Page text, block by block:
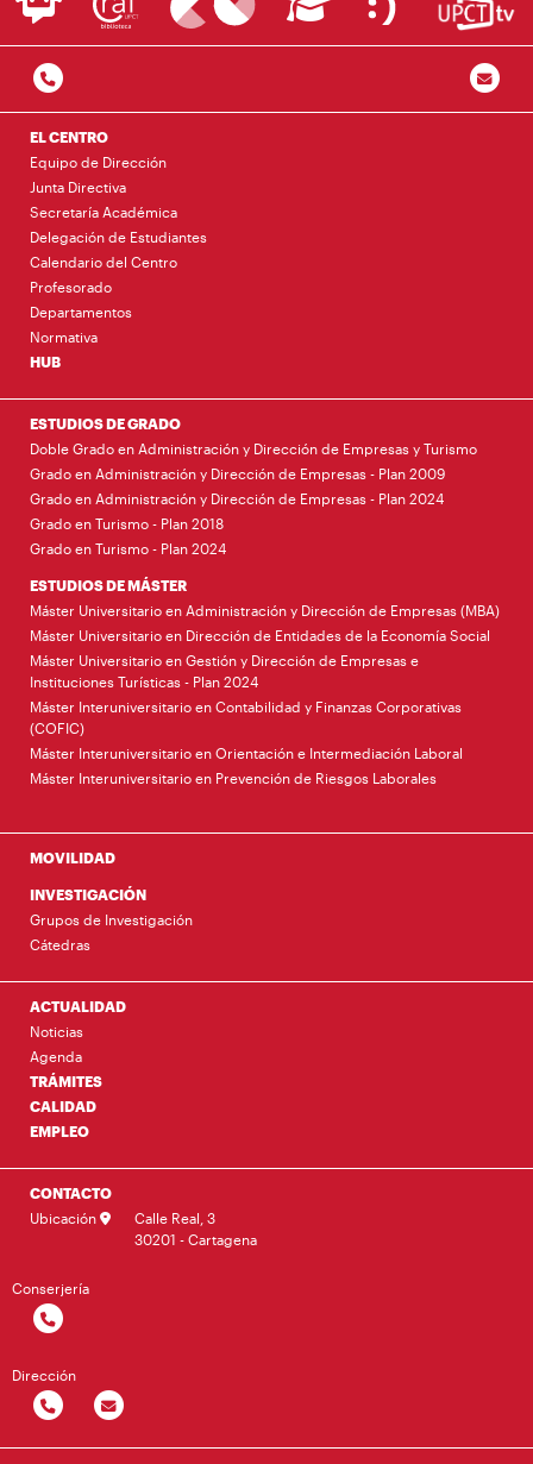
EL CENTRO
Equipo de Dirección
Junta Directiva
Secretaría Académica
Delegación de Estudiantes
Calendario del Centro
Profesorado
Departamentos
Normativa
HUB
ESTUDIOS DE GRADO
Doble Grado en Administración y Dirección de Empresas y Turismo
Grado en Administración y Dirección de Empresas - Plan 2009
Grado en Administración y Dirección de Empresas - Plan 2024
Grado en Turismo - Plan 2018
Grado en Turismo - Plan 2024
ESTUDIOS DE MÁSTER
Máster Universitario en Administración y Dirección de Empresas (MBA)
Máster Universitario en Dirección de Entidades de la Economía Social
Máster Universitario en Gestión y Dirección de Empresas e
Instituciones Turísticas - Plan 2024
Máster Interuniversitario en Contabilidad y Finanzas Corporativas
(COFIC)
Máster Interuniversitario en Orientación e Intermediación Laboral
Máster Interuniversitario en Prevención de Riesgos Laborales
MOVILIDAD
INVESTIGACIÓN
Grupos de Investigación
Cátedras
ACTUALIDAD
Noticias
Agenda
TRÁMITES
CALIDAD
EMPLEO
CONTACTO
Ubicación
Calle Real, 3
30201 - Cartagena
Conserjería
Dirección